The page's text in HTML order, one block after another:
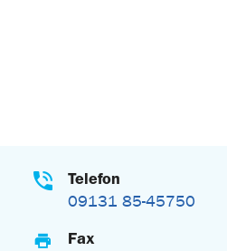
Telefon
09131 85-45750
Fax